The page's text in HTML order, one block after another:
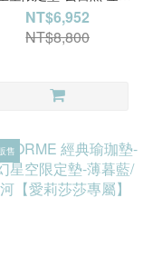
銀河【愛莉莎莎專屬】
NT$6,952
NT$8,800
售